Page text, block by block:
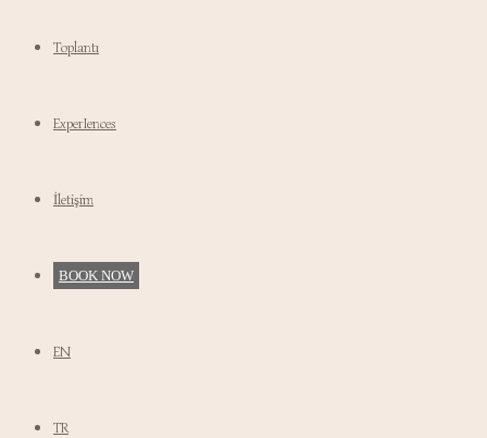
Toplantı
ExperIences
İletişim
BOOK NOW
EN
TR